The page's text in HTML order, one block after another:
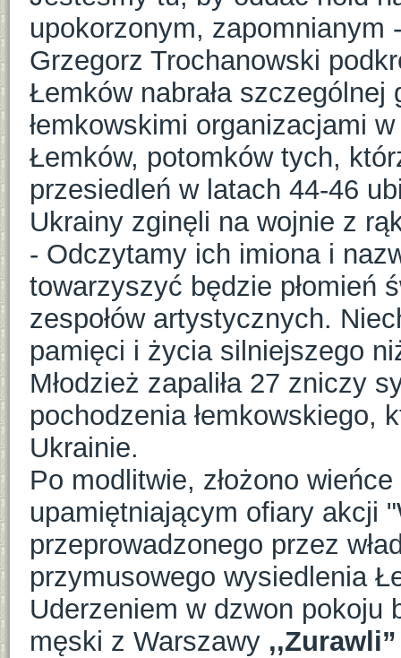
upokorzonym, zapomnianym
Grzegorz Trochanowski
Łemków nabrała szczególnej
łemkowskimi organizacjami
Łemków, potomków tych,
przesiedleń w latach 44-46
Ukrainy zginęli na wojnie z
- Odczytamy ich imiona i
towarzyszyć będzie płomień
zespołów artystycznych.
pamięci i życia silniejszego
Młodzież zapaliła 27 zniczy
pochodzenia łemkowskiego,
Ukrainie.
Po modlitwie, złożono
upamiętniającym ofiary akcji
przeprowadzonego przez
przymusowego wysiedlenia
Uderzeniem w dzwon pokoju
męski z Warszawy